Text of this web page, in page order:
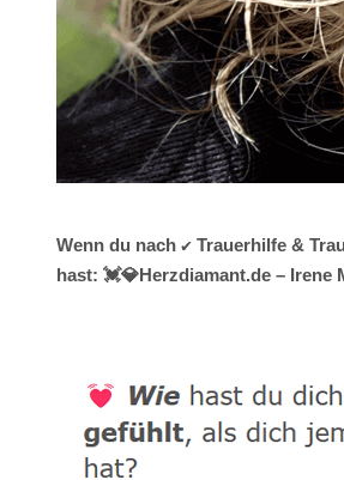
Wenn du nach ✔️ Trauerhilfe &
hast: 💓️💎Herzdiamant.de –